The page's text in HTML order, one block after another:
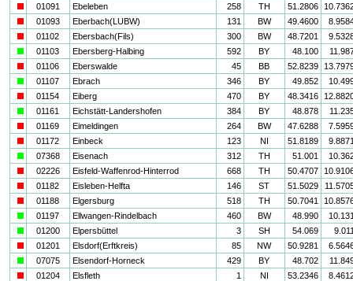
01091 Ebeleben 258 TH 51.2806
01093 Eberbach(LUBW) 131 BW 49.4600
01102 Ebersbach(Fils) 300 BW 48.7201
01103 Ebersberg-Halbing 592 BY 48.100
01106 Eberswalde 45 BB 52.8239
01107 Ebrach 346 BY 49.852
01154 Eiberg 470 BY 48.3416
01161 Eichstätt-Landershofen 384 BY 48.878
01169 Eimeldingen 264 BW 47.6288
01172 Einbeck 123 NI 51.8189
07368 Eisenach 312 TH 51.001
02226 Eisfeld-Waffenrod-Hinterrod 668 TH 50.4707
01182 Eisleben-Helfta 146 ST 51.5029
01188 Elgersburg 518 TH 50.7041
01197 Ellwangen-Rindelbach 460 BW 48.990
01200 Elpersbüttel 3 SH 54.069
01201 Elsdorf(Erftkreis) 85 NW 50.9281
07075 Elsendorf-Horneck 429 BY 48.702
01204 Elsfleth 1 NI 53.2346